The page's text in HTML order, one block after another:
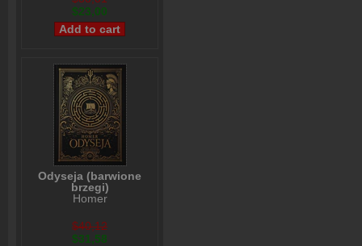
$23,00
Odyseja (barwione
brzegi)
Homer
$40,12
$31,58